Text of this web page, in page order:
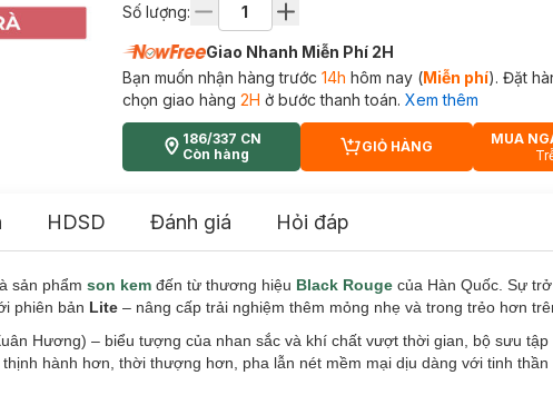
Số lượng:
Giao Nhanh Miễn Phí 2H
Bạn muốn nhận hàng trước 14h hôm nay (Miễn phí). Đặt
chọn giao hàng 2H ở bước thanh toán. Xem thêm
186/337 CN
Còn hàng
CART PLUS ICON
GIỎ HÀNG
MUA
HDSD Đánh giá Hỏi đáp
sản phẩm son kem đến từ thương hiệu Black Rouge của Hàn Quốc. Sự
phiên bản Lite – nâng cấp trải nghiệm thêm mỏng nhẹ và trong trẻo hơn
Hương) – biểu tượng của nhan sắc và khí chất vượt thời gian, bộ sưu
hành hơn, thời thượng hơn, pha lẫn nét mềm mại dịu dàng với tinh thần